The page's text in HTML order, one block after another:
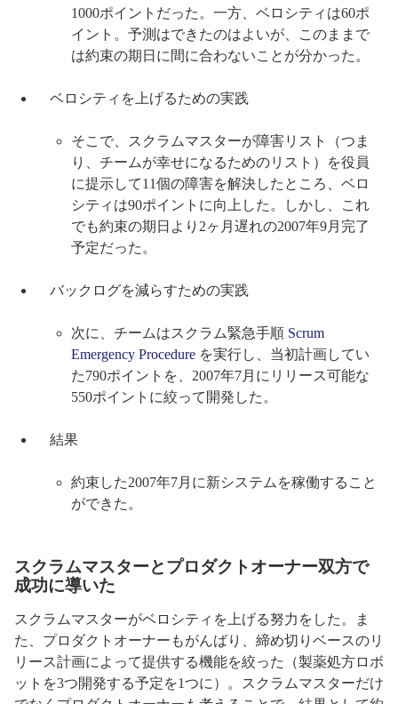
1000ポイントだった。一方、ベロシティは60ポ
イント。予測はできたのはよいが、このままで
は約束の期日に間に合わないことが分かった。
ベロシティを上げるための実践
そこで、スクラムマスターが障害リスト（つま
り、チームが幸せになるためのリスト）を役員
に提示して11個の障害を解決したところ、ベロ
シティは90ポイントに向上した。しかし、これ
でも約束の期日より2ヶ月遅れの2007年9月完了
予定だった。
バックログを減らすための実践
次に、チームはスクラム緊急手順 Scrum
Emergency Procedure を実行し、当初計画してい
た790ポイントを、2007年7月にリリース可能な
550ポイントに絞って開発した。
結果
約束した2007年7月に新システムを稼働すること
ができた。
スクラムマスターとプロダクトオーナー双方で
成功に導いた
スクラムマスターがベロシティを上げる努力をした。ま
た、プロダクトオーナーもがんばり、締め切りベースのリ
リース計画によって提供する機能を絞った（製薬処方ロボ
ットを3つ開発する予定を1つに）。スクラムマスターだけ